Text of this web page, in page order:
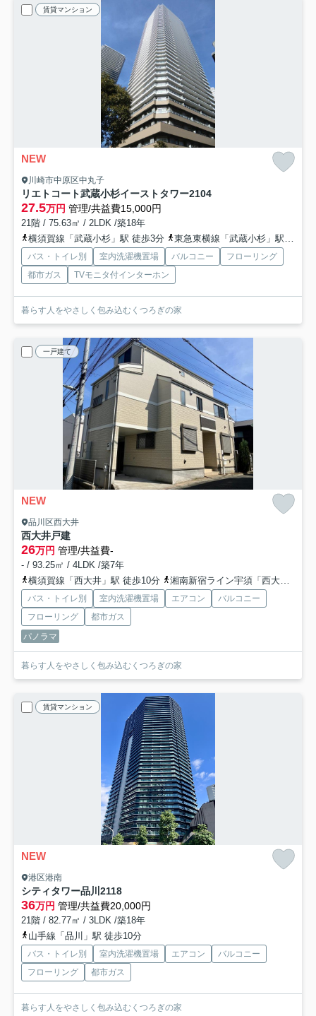
賃貸マンション
NEW
川崎市中原区中丸子
リエトコート武蔵小杉イーストタワー2104
27.5万円 管理/共益費15,000円
21階 / 75.63㎡ / 2LDK /築18年
横須賀線「武蔵小杉」駅 徒歩3分
東急東横線「武蔵小杉」駅 徒歩6分
バス・トイレ別 室内洗濯機置場 バルコニー
フローリング
都市ガス
TVモニタ付インターホン
暮らす人をやさしく包み込むくつろぎの家
一戸建て
NEW
品川区西大井
西大井戸建
26万円 管理/共益費-
- / 93.25㎡ / 4LDK /築7年
横須賀線「西大井」駅 徒歩10分
湘南新宿ライン宇須「西大井」駅 徒歩10分
バス・トイレ別 室内洗濯機置場 エアコン
バルコニー
フローリング
都市ガス
パノラマ
暮らす人をやさしく包み込むくつろぎの家
賃貸マンション
NEW
港区港南
シティタワー品川 2118
36万円 管理/共益費20,000円
21階 / 82.77㎡ / 3LDK /築18年
山手線「品川」駅 徒歩10分
バス・トイレ別 室内洗濯機置場 エアコン
バルコニー
フローリング
都市ガス
暮らす人をやさしく包み込むくつろぎの家